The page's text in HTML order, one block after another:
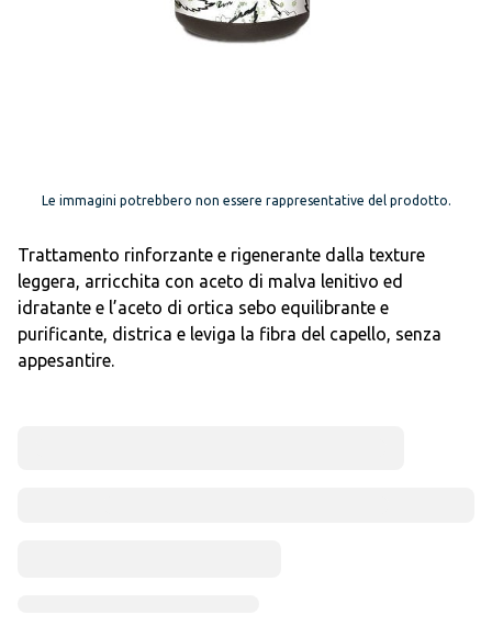
Le immagini potrebbero non essere rappresentative del prodotto.
Trattamento rinforzante e rigenerante dalla texture
leggera, arricchita con aceto di malva lenitivo ed
idratante e l’aceto di ortica sebo equilibrante e
purificante, districa e leviga la fibra del capello, senza
appesantire.